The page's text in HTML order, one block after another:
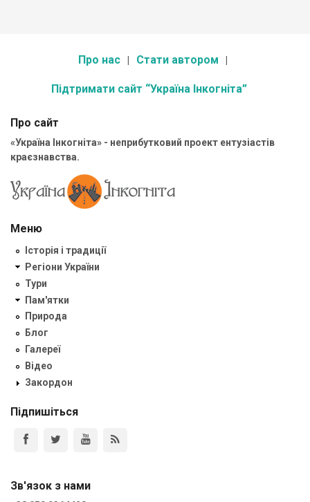
Про нас Стати автором
Підтримати сайт “Україна Інкогніта”
Про сайт
«Україна Інкогніта» - неприбутковий проект ентузіастів
краєзнавства.
Меню
Історія і традиції
Регіони України
Тури
Пам'ятки
Природа
Блог
Галереї
Відео
Закордон
Підпишіться
Зв'язок з нами